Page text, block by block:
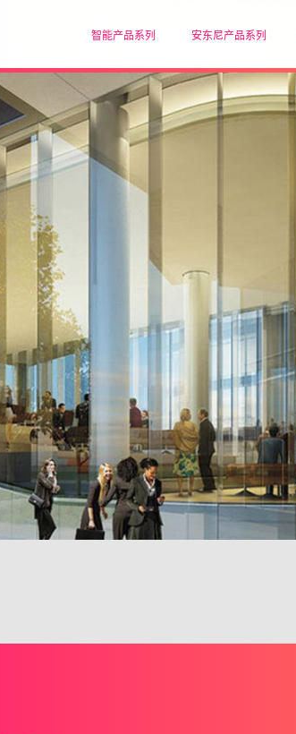
智能产品系列 安东尼产品系列